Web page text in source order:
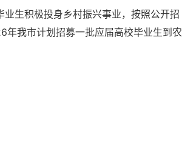
生积极投身乡村振兴事业，按照公开招
年我市计划招募一批应届高校毕业生到农